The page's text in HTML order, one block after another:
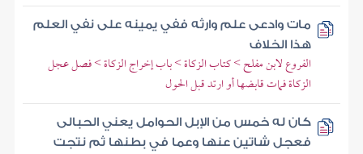
مات وادعى علم وارثه ففي يمينه على نفي العلم
هذا الخلاف
الفروع لابن مفلح > كتاب الزكاة > باب إخراج الزكاة > فصل عجل
الزكاة فمات قابضها أو ارتد قبل الحول
كان له خمس من الإبل الحوامل يعني الحبالى
فعجل شاتين عنها وعما في بطنها ثم نتجت